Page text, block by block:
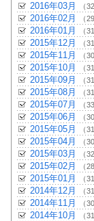
2016年03月 （
2016年02月 （
2016年01月 （
2015年12月 （
2015年11月 （
2015年10月 （
2015年09月 （
2015年08月 （
2015年07月 （
2015年06月 （
2015年05月 （
2015年04月 （
2015年03月 （
2015年02月 （
2015年01月 （
2014年12月 （
2014年11月 （
2014年10月 （